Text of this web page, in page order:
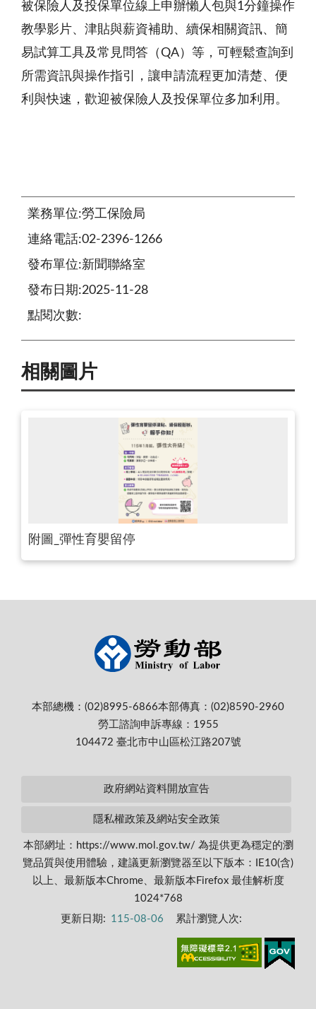
被保險人及投保單位線上申辦懶人包與1分鐘操作
教學影片、津貼與薪資補助、續保相關資訊、簡
易試算工具及常見問答（QA）等，可輕鬆查詢到
所需資訊與操作指引，讓申請流程更加清楚、便
利與快速，歡迎被保險人及投保單位多加利用。
業務單位:勞工保險局
連絡電話:02-2396-1266
發布單位:新聞聯絡室
發布日期:2025-11-28
點閱次數:
相關圖片
附圖_彈性育嬰留停
本部總機：(02)8995-6866本部傳真：(02)8590-2960
勞工諮詢申訴專線：1955
104472 臺北市中山區松江路207號
政府網站資料開放宣告
隱私權政策及網站安全政策
本部網址：https://www.mol.gov.tw/ 為提供更為穩定的瀏
覽品質與使用體驗，建議更新瀏覽器至以下版本：IE10(含)
以上、最新版本Chrome、最新版本Firefox 最佳解析度
1024*768
更新日期: 115-08-06 累計瀏覽人次: